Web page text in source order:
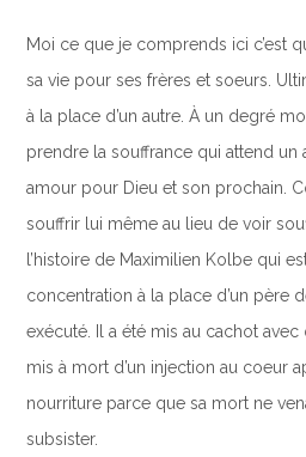
Moi ce que je comprends ici c’est
sa vie pour ses frères et soeurs.
à la place d’un autre. À un degré
prendre la souffrance qui attend un
amour pour Dieu et son prochain.
souffrir lui même au lieu de voir
l’histoire de Maximilien Kolbe qui
concentration à la place d’un père
exécuté. Il a été mis au cachot
mis à mort d’un injection au coeur
nourriture parce que sa mort ne
subsister.